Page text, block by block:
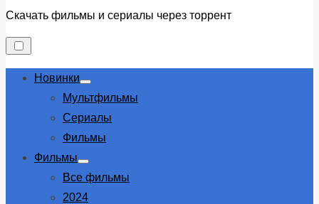
Скачать фильмы и сериалы через торрент
Новинки
Show
sub
Мультфильмы
Сериалы
Фильмы
Фильмы
Show
sub
Все фильмы
2024